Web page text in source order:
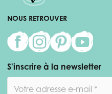
NOUS RETROUVER
S'inscrire à la newsletter